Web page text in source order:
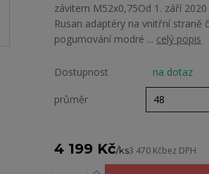
závitem M52x0,75Od 1. září
Rusan adaptéry na vnitřní straně
pogumování modré ... celý popis
Dostupnost na dotaz
průměr
4 199 Kč/ks3 470 Kčbez DPH